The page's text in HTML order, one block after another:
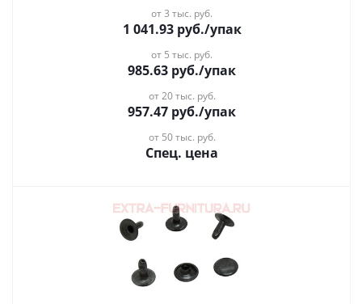
от 3 тыс. руб.
1 041.93руб./упак
от 5 тыс. руб.
985.63 руб./упак
от 20 тыс. руб.
957.47 руб./упак
от 50 тыс. руб.
Спец. цена